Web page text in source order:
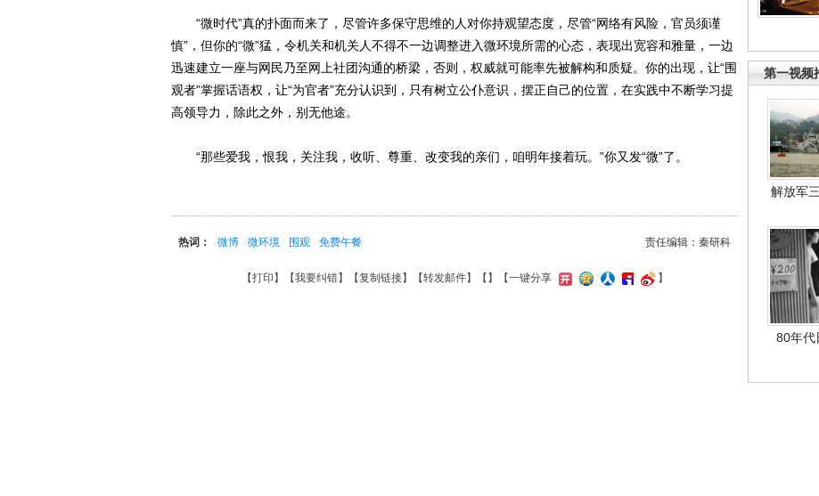
第一视频
解放军
80年代
“微时代”真的扑面而来了，尽管许多保守思维的人对你持观望态度，尽管“网络有风险，官员须谨
慎”，但你的“微”猛，令机关和机关人不得不一边调整进入微环境所需的心态，表现出宽容和雅量，一边
迅速建立一座与网民乃至网上社团沟通的桥梁，否则，权威就可能率先被解构和质疑。你的出现，让“围
观者”掌握话语权，让“为官者”充分认识到，只有树立公仆意识，摆正自己的位置，在实践中不断学习提
高领导力，除此之外，别无他途。
“那些爱我，恨我，关注我，收听、尊重、改变我的亲们，咱明年接着玩。”你又发“微”了。
责任编辑：秦研科
热词： 微博 微环境 围观 免费午餐
【打印 】【我要纠错】【复制链接】【转发邮件】【 】 【一键分享 】